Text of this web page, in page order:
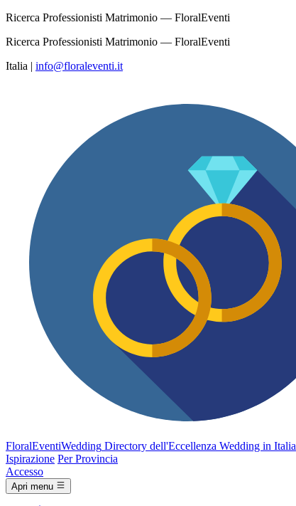
Ricerca Professionisti Matrimonio — FloralEventi
Ricerca Professionisti Matrimonio — FloralEventi
Italia | info@floraleventi.it
FloralEventiWedding Directory dell'Eccellenza Wedding in Italia
Ispirazione Per Provincia
Accesso
Apri menu